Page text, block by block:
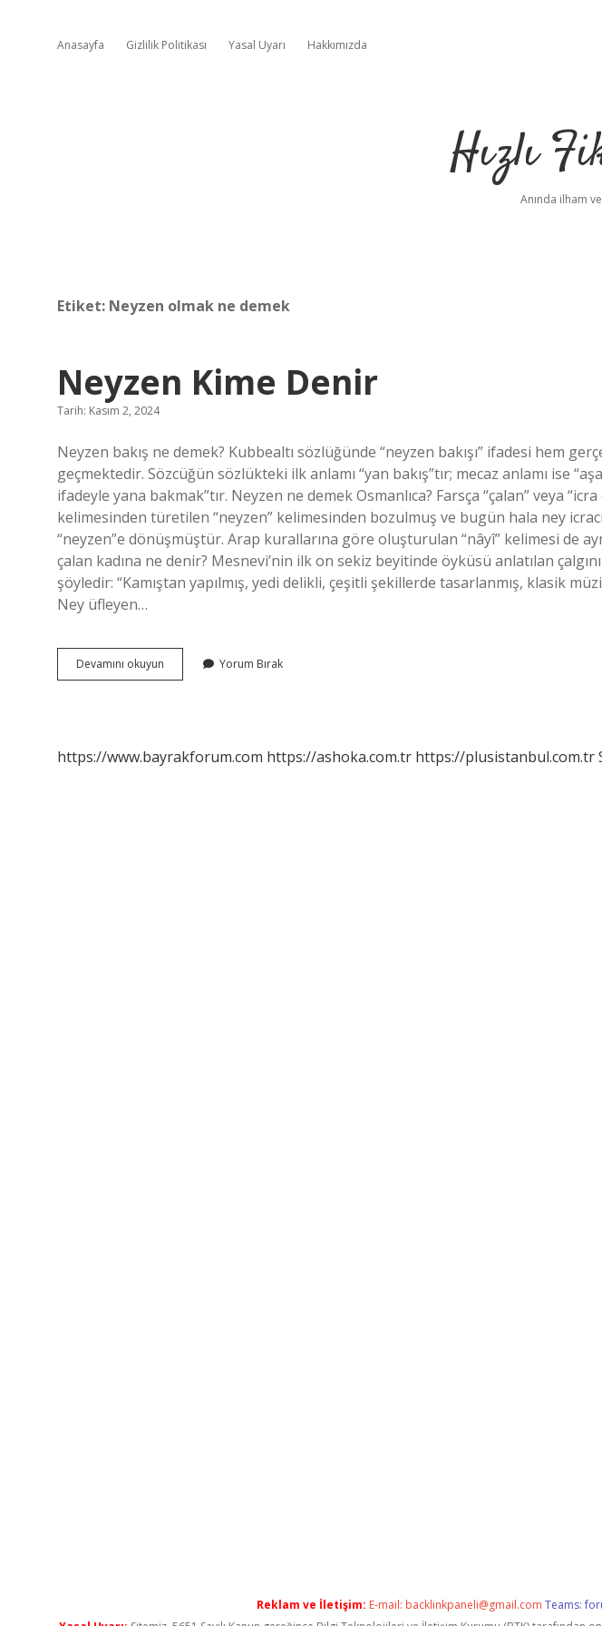
Anasayfa Gizlilik Politikası Yasal Uyarı Hakkımızda
Hızlı
Anında ilham
Etiket: Neyzen olmak ne demek
Neyzen Kime Denir
Tarih: Kasım 2, 2024
Neyzen bakış ne demek? Kubbealtı sözlüğünde “neyzen bakışı” ifadesi hem
geçmektedir. Sözcüğün sözlükteki ilk anlamı “yan bakış”tır; mecaz anlamı ise
ifadeyle yana bakmak”tır. Neyzen ne demek Osmanlıca? Farsça “çalan” veya
kelimesinden türetilen “neyzen” kelimesinden bozulmuş ve bugün hala ney
“neyzen”e dönüşmüştür. Arap kurallarına göre oluşturulan “nâyî” kelimesi de
çalan kadına ne denir? Mesnevi’nin ilk on sekiz beyitinde öyküsü anlatılan
şöyledir: “Kamıştan yapılmış, yedi delikli, çeşitli şekillerde tasarlanmış, klasik
Ney üfleyen…
Devamını okuyun
Kime
Yorum Bırak
https://www.bayrakforum.com https://ashoka.com.tr https://plusistanbul.com.tr
Reklam ve İletişim: E-mail: backlinkpaneli@gmail.com Teams: